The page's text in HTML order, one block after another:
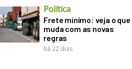
Política
Frete mínimo: veja o que
muda com as novas
regras
há 22 dias